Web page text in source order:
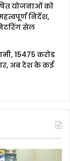
योजनाओं को
निर्देश,
सेल
15475 करोड
अब देश के कई